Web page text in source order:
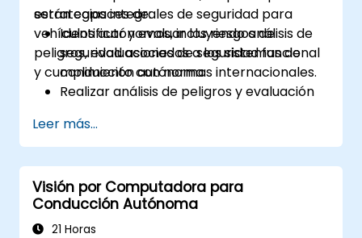
AUTOSAR
estrategias integrales de seguridad para
vehículos autónomos, incluyendo análisis de
peligros, evaluaciones de seguridad funcional
y cumplimiento con normas internacionales.
serán capaces de:
Identificar y evaluar los riesgos de
seguridad asociados a los sistemas de
conducción autónoma.
Realizar análisis de peligros y evaluación
industria.
Implementar métodos de validación y
verificación de seguridad para sistemas
AV.
Aplicar estándares de seguridad
funcional, como ISO 26262 y SOTIF.
Leer más...
Visión por Computadora para
Conducción Autónoma
21 Horas